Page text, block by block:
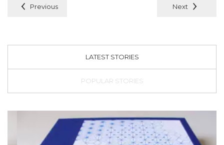
Previous Next
LATEST STORIES
POPULAR STORIES